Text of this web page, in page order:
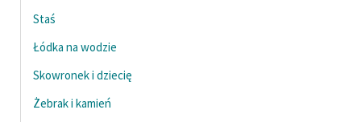
Deklaracja dostępności
Staś
Łódka na wodzie
Skowronek i dziecię
Żebrak i kamień